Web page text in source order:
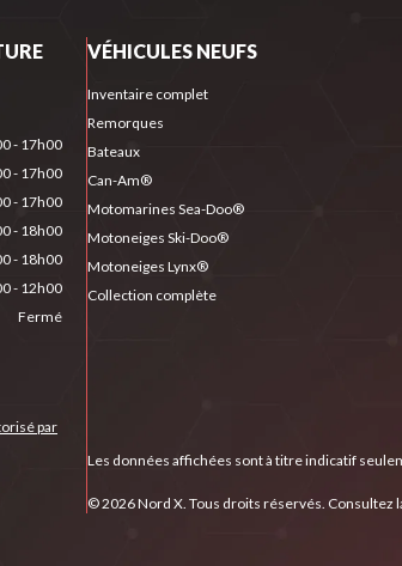
- 17h00
- 17h00
- 17h00
- 18h00
- 18h00
- 12h00
Fermé
par
VÉHICULES NEUFS
Inventaire complet
Remorques
Bateaux
Can-Am®
Motomarines Sea-Doo®
Motoneiges Ski-Doo®
Motoneiges Lynx®
Collection complète
Les données affichées sont à titre indicatif
© 2026 Nord X. Tous droits réservés. Consultez